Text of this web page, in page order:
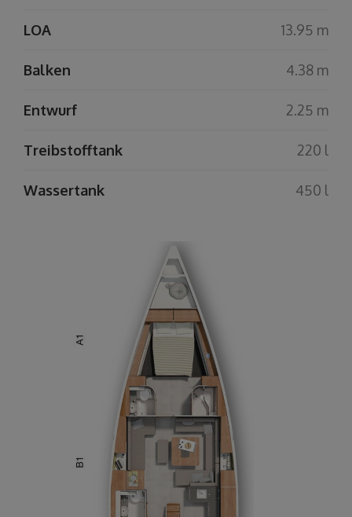
LOA 13.95 m
Balken 4.38 m
Entwurf 2.25 m
Treibstofftank 220 l
Wassertank 450 l